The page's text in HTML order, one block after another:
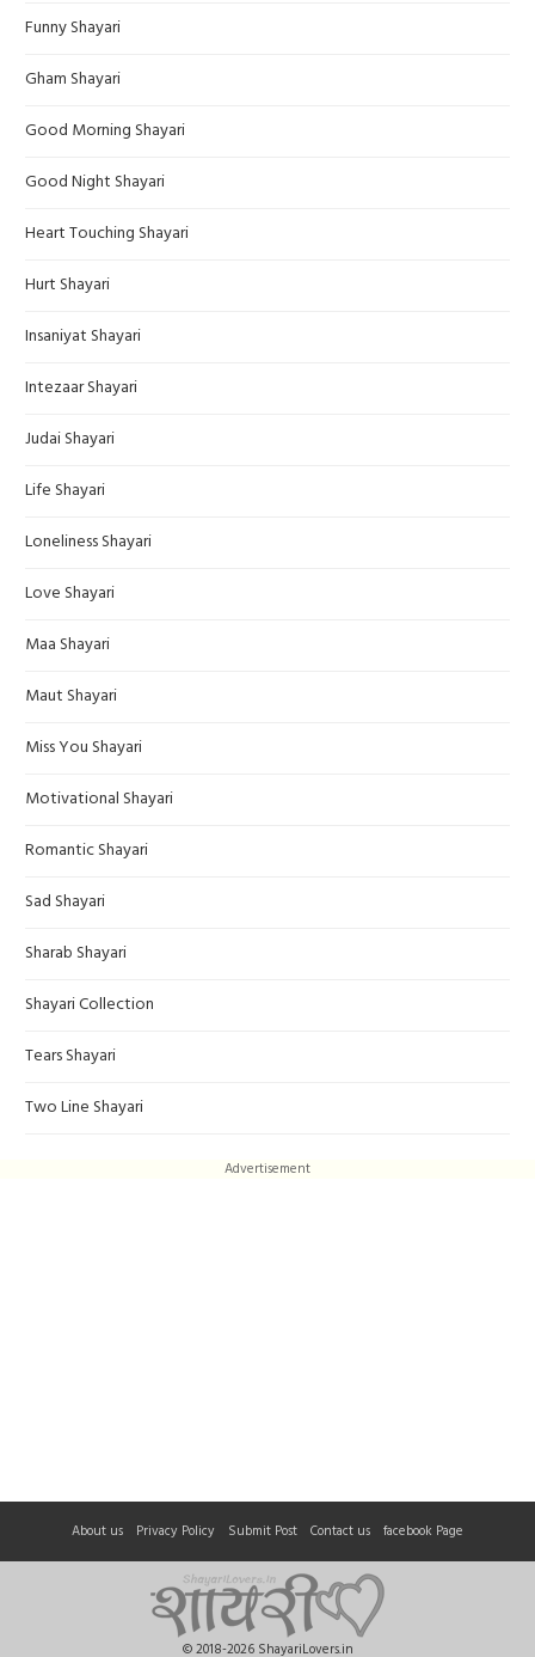
Funny Shayari
Gham Shayari
Good Morning Shayari
Good Night Shayari
Heart Touching Shayari
Hurt Shayari
Insaniyat Shayari
Intezaar Shayari
Judai Shayari
Life Shayari
Loneliness Shayari
Love Shayari
Maa Shayari
Maut Shayari
Miss You Shayari
Motivational Shayari
Romantic Shayari
Sad Shayari
Sharab Shayari
Shayari Collection
Tears Shayari
Two Line Shayari
Advertisement
About us Privacy Policy Submit Post Contact us facebook Page
© 2018-2026 ShayariLovers.in